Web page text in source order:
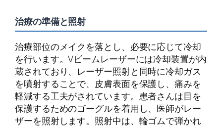
治療の準備と照射
治療部位のメイクを落とし、必要に応じて冷却
を行います。Vビームレーザーには冷却装置が内
蔵されており、レーザー照射と同時に冷却ガス
を噴射することで、皮膚表面を保護し、痛みを
軽減する工夫がされています。患者さんは目を
保護するためのゴーグルを着用し、医師がレー
ザーを照射します。照射中は、輪ゴムで弾かれ